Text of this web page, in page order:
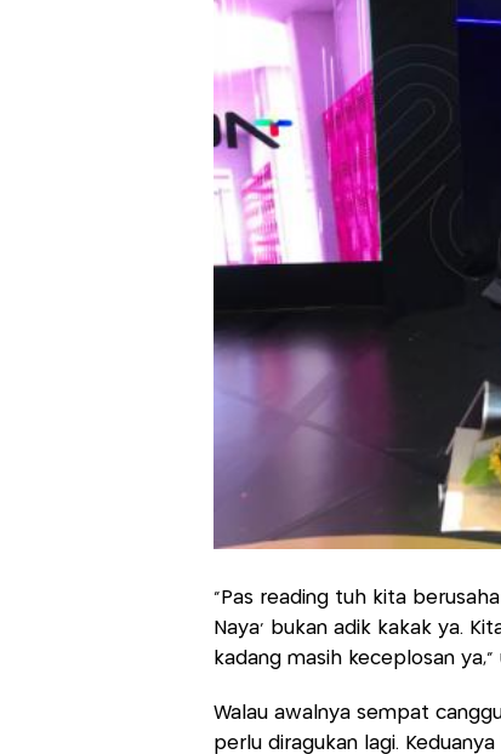
“Pas reading tuh kita
Naya’ bukan adik kakak ya.
kadang masih keceplosan ya,”
Walau awalnya sempat
perlu diragukan lagi.